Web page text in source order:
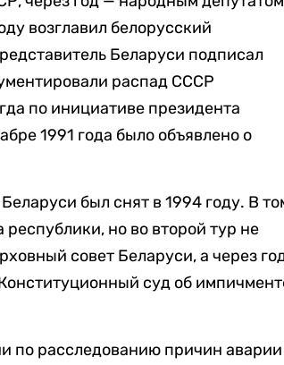
возглавил белорусский
Беларуси подписал
распад СССР
по инициативе президента
1991 года было объявлено о
был снят в 1994 году. В
но во второй тур не
совет Беларуси, а через
суд об
по расследованию причин аварии